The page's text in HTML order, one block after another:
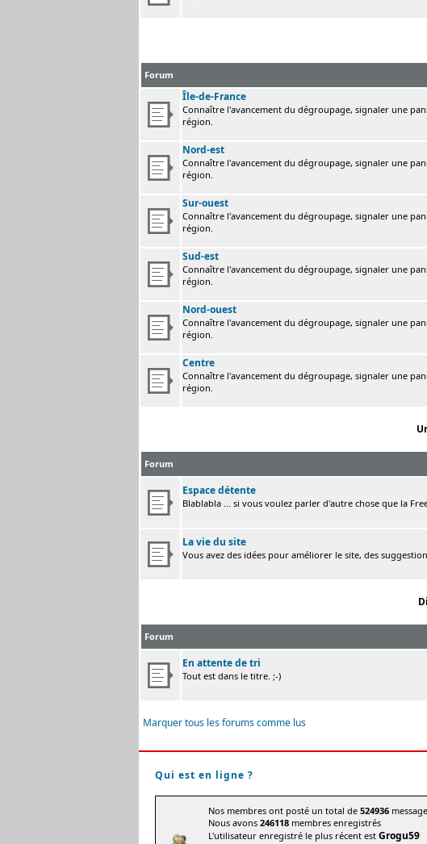
Forum
Île-de-France
Connaître l'avancement du dégroupage, signaler une
région.
Nord-est
Connaître l'avancement du dégroupage, signaler une
région.
Sur-ouest
Connaître l'avancement du dégroupage, signaler une
région.
Sud-est
Connaître l'avancement du dégroupage, signaler une
région.
Nord-ouest
Connaître l'avancement du dégroupage, signaler une
région.
Centre
Connaître l'avancement du dégroupage, signaler une
région.
Forum
Espace détente
Blablabla ... si vous voulez parler d'autre chose que la
La vie du site
Vous avez des idées pour améliorer le site, des
Forum
En attente de tri
Tout est dans le titre. ;-)
Marquer tous les forums comme lus
Qui est en ligne ?
Nos membres ont posté un total de 524936
Nous avons 246118 membres enregistrés
L'utilisateur enregistré le plus récent est Grogu59